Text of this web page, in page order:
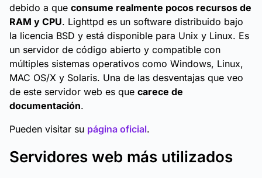
debido a que consume realmente pocos recursos de
RAM y CPU. Lighttpd es un software distribuido bajo
la licencia BSD y está disponible para Unix y Linux. Es
un servidor de código abierto y compatible con
múltiples sistemas operativos como Windows, Linux,
MAC OS/X y Solaris. Una de las desventajas que veo
de este servidor web es que carece de
documentación.
Pueden visitar su página oficial.
Servidores web más utilizados